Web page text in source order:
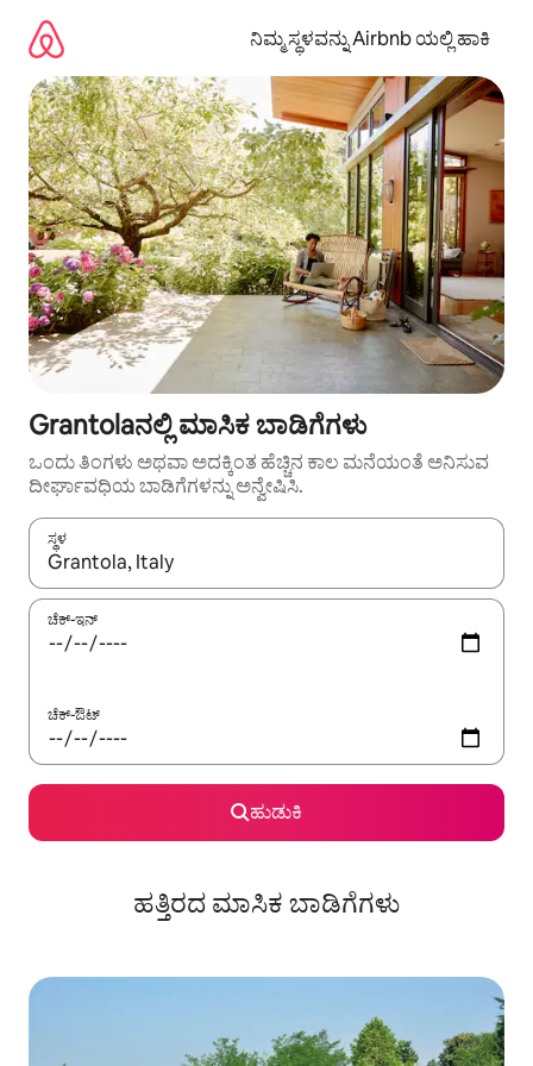
ಹೋಗಿ
ನಿಮ್ಮ ಸ್ಥಳವನ್ನು Airbnb ಯಲ್ಲಿ ಹಾಕಿ
Grantolaನಲ್ಲಿ ಮಾಸಿಕ ಬಾಡಿಗೆಗಳು
ಒಂದು ತಿಂಗಳು ಅಥವಾ ಅದಕ್ಕಿಂತ ಹೆಚ್ಚಿನ ಕಾಲ ಮನೆಯಂತೆ ಅನಿಸುವ
ದೀರ್ಘಾವಧಿಯ ಬಾಡಿಗೆಗಳನ್ನು ಅನ್ವೇಷಿಸಿ.
ಸ್ಥಳ
ಫಲಿತಾಂಶಗಳು ಲಭ್ಯವಿರುವಾಗ, ಅಪ್ ಮತ್ತು ಡೌನ್ ಬಾಣದ ಕೀಲಿಗಳೊಂದಿಗೆ
ಚೆಕ್-ಇನ್
ಚೆಕ್-ಔಟ್
ಹುಡುಕಿ
ಹತ್ತಿರದ ಮಾಸಿಕ ಬಾಡಿಗೆಗಳು